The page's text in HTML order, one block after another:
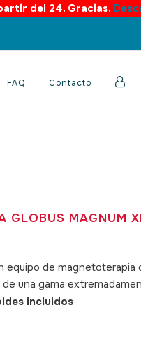
del 24. Gracias.
FAQ Contacto
GLOBUS MAGNUM
equipo de
una gama
incluidos